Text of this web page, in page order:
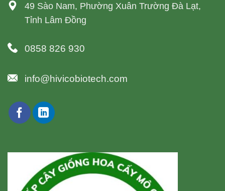
49 Sào Nam, Phường Xuân Trường Đà Lạt,
Tỉnh Lâm Đồng
0858 826 930
info@hivicobiotech.com